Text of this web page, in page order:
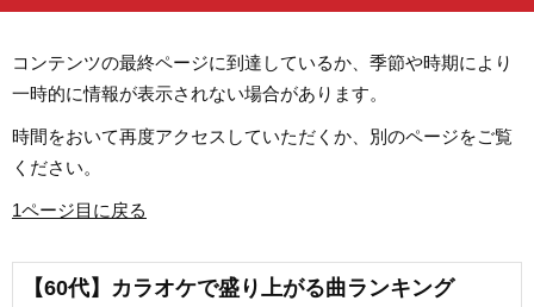
までの業務で培った経験を元に
は国内外のロックはもちろん、最
います。
れてきたので、こ
コンテンツの最終ページに到達しているか、季節や時期により
一時的に情報が表示されない場合があります。
時間をおいて再度アクセスしていただくか、別のページをご覧
ください。
1ページ目に戻る
【60代】カラオケで盛り上がる曲ランキング